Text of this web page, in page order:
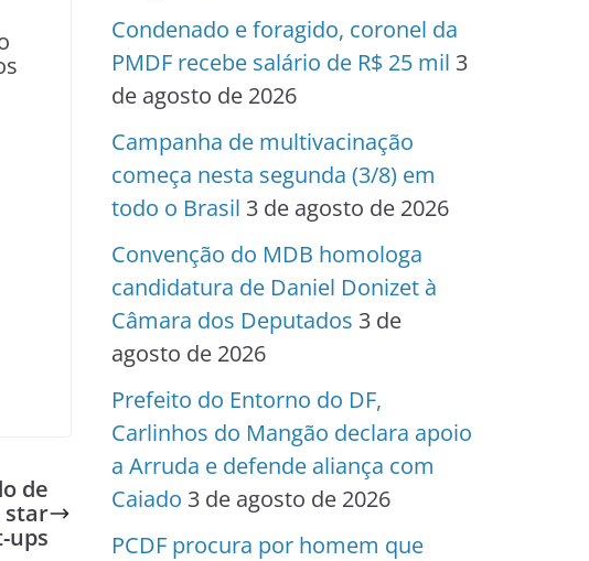
de
star
ups
Condenado e foragido, coronel da
PMDF recebe salário de R$ 25 mil 3
de agosto de 2026
Campanha de multivacinação
começa nesta segunda (3/8) em
todo o Brasil 3 de agosto de 2026
Convenção do MDB homologa
candidatura de Daniel Donizet à
Câmara dos Deputados 3 de
agosto de 2026
Prefeito do Entorno do DF,
Carlinhos do Mangão declara apoio
a Arruda e defende aliança com
Caiado 3 de agosto de 2026
PCDF procura por homem que